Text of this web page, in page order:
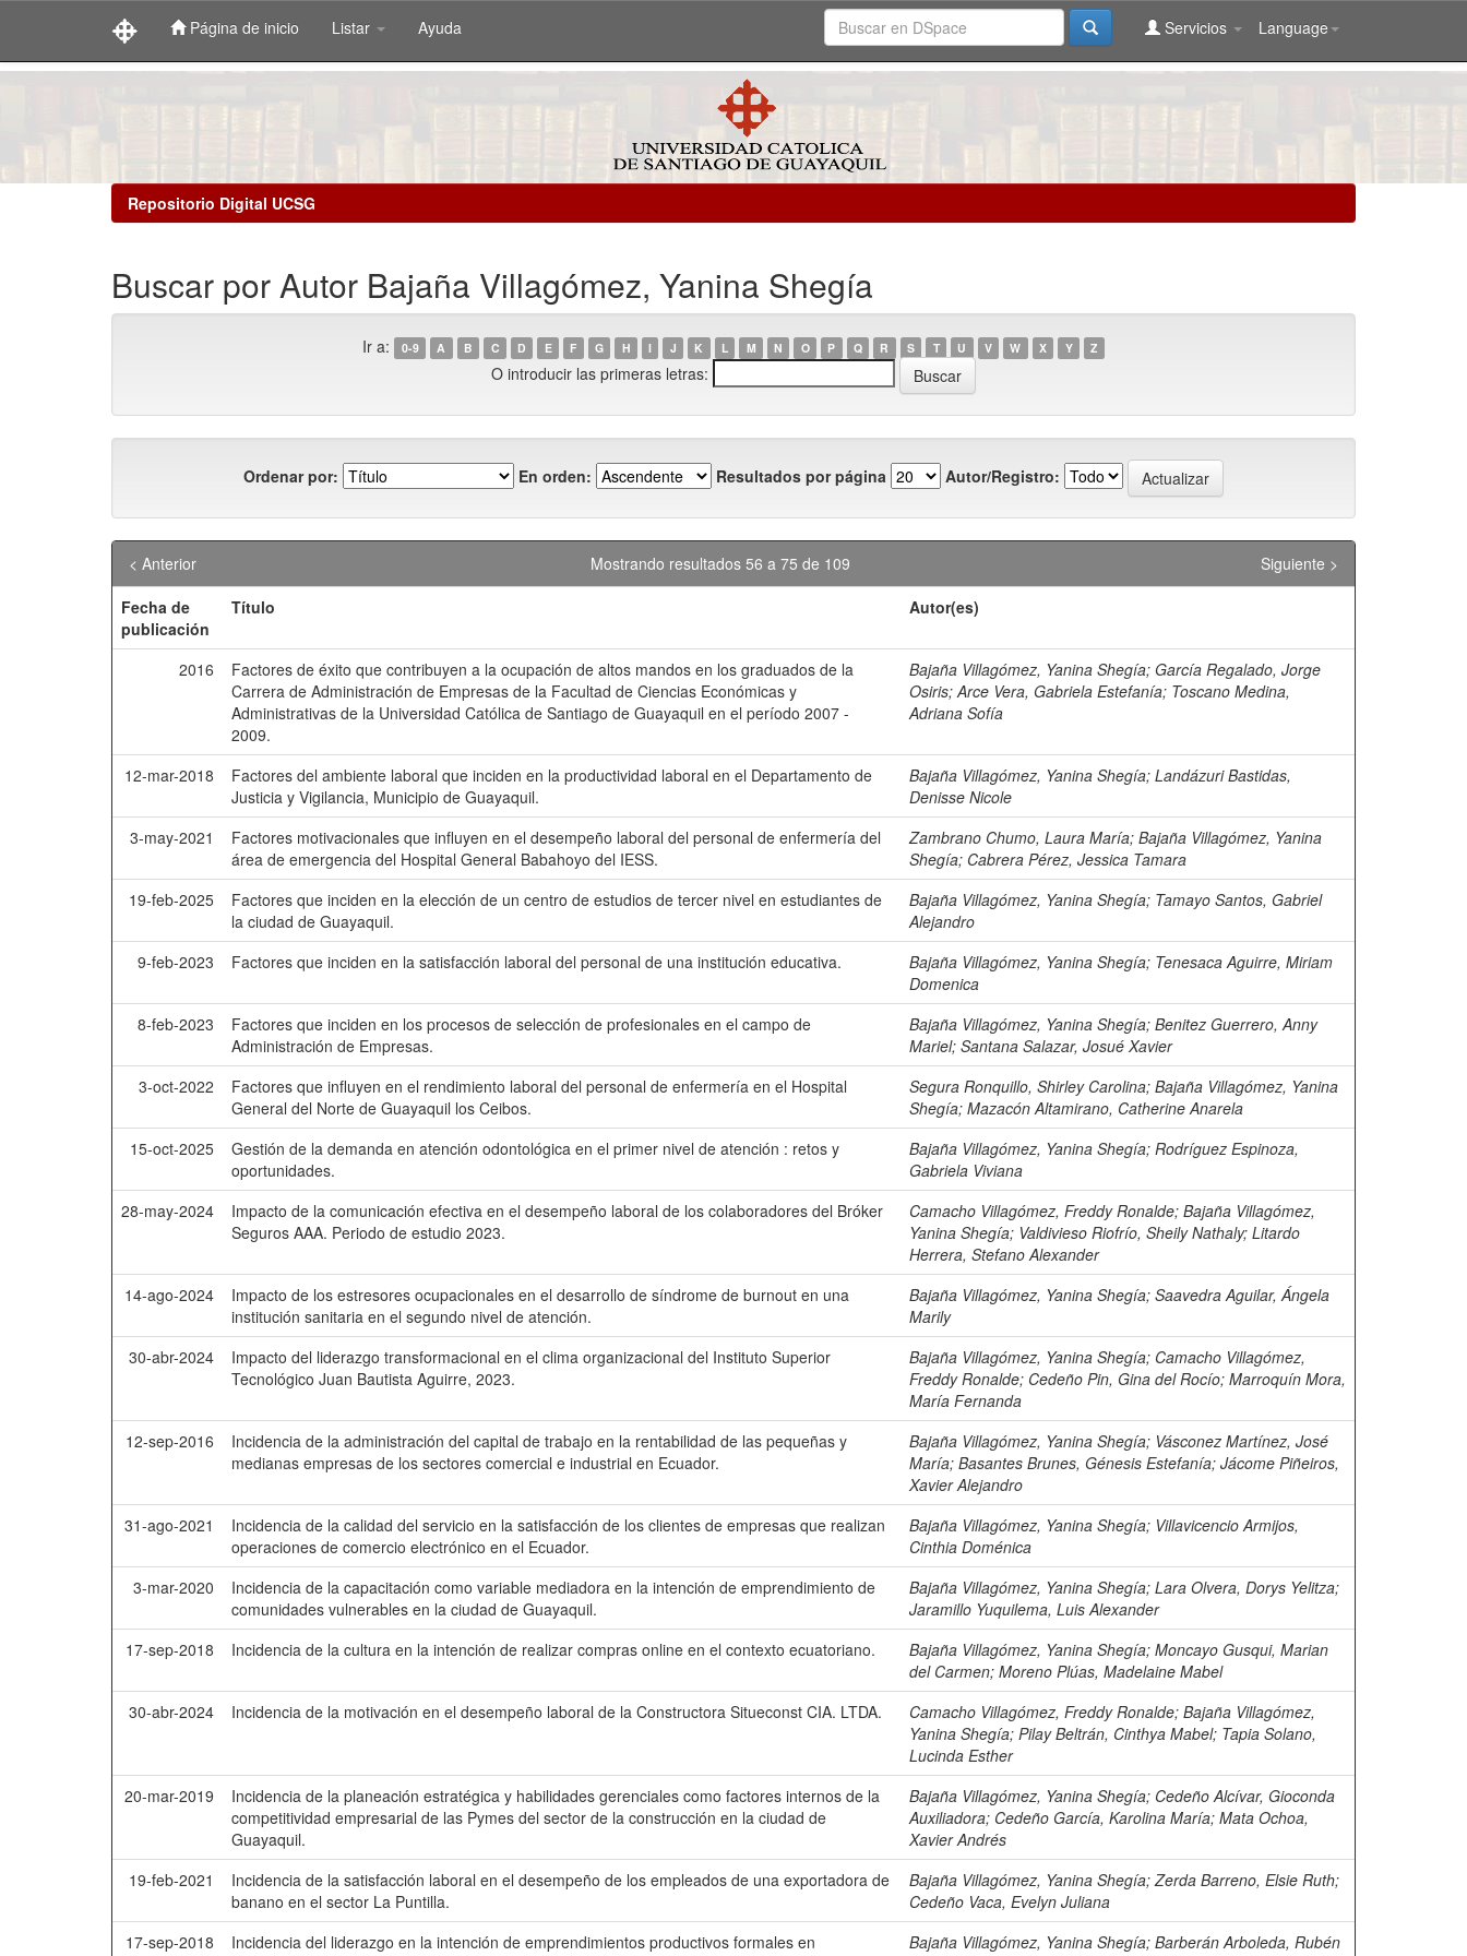
Página de inicio Listar Ayuda Language
Servicios
Repositorio Digital UCSG
Buscar por Autor Bajaña Villagómez, Yanina Shegía
Ir a: 0-9 A B C D E F G H I J K L M N O P Q R S T U V W X Y Z
O introducir las primeras letras:
Ordenar por: En orden: Resultados por página Autor/Registro:
Mostrando resultados 56 a 75 de 109
< Anterior
Siguiente >
Fecha de
publicación
Título Autor(es)
2016
Factores de éxito que contribuyen a la ocupación de altos mandos en los graduados de la
Carrera de Administración de Empresas de la Facultad de Ciencias Económicas y
Administrativas de la Universidad Católica de Santiago de Guayaquil en el período 2007 -
2009.
Bajaña Villagómez, Yanina Shegía; García Regalado, Jorge
Osiris;Arce Vera, Gabriela Estefanía; Toscano Medina,
Adriana Sofía
12-mar-2018
Factores del ambiente laboral que inciden en la productividad laboral en el Departamento de
Justicia y Vigilancia, Municipio de Guayaquil.
Bajaña Villagómez, Yanina Shegía; Landázuri Bastidas,
Denisse Nicole
3-may-2021
Factores motivacionales que influyen en el desempeño laboral del personal de enfermería del
área de emergencia del Hospital General Babahoyo del IESS.
Zambrano Chumo, Laura María; Bajaña Villagómez, Yanina
Shegía; Cabrera Pérez, Jessica Tamara
19-feb-2025
Factores que inciden en la elección de un centro de estudios de tercer nivel en estudiantes de
la ciudad de Guayaquil.
Bajaña Villagómez, Yanina Shegía; Tamayo Santos, Gabriel
Alejandro
9-feb-2023
Factores que inciden en la satisfacción laboral del personal de una institución educativa. Bajaña Villagómez, Yanina Shegía; Tenesaca Aguirre, Miriam
Domenica
8-feb-2023
Factores que inciden en los procesos de selección de profesionales en el campo de
Administración de Empresas.
Bajaña Villagómez, Yanina Shegía; Benitez Guerrero, Anny
Mariel; Santana Salazar, Josué Xavier
3-oct-2022
Factores que influyen en el rendimiento laboral del personal de enfermería en el Hospital
General del Norte de Guayaquil los Ceibos.
Segura Ronquillo, Shirley Carolina; Bajaña Villagómez, Yanina
Shegía; Mazacón Altamirano, Catherine Anarela
15-oct-2025
Gestión de la demanda en atención odontológica en el primer nivel de atención : retos y
oportunidades.
Bajaña Villagómez, Yanina Shegía; Rodríguez Espinoza,
Gabriela Viviana
28-may-2024
Impacto de la comunicación efectiva en el desempeño laboral de los colaboradores del Bróker
Seguros AAA. Periodo de estudio 2023.
Camacho Villagómez, Freddy Ronalde; Bajaña Villagómez,
Yanina Shegía; Valdivieso Riofrío, Sheily Nathaly; Litardo
Herrera, Stefano Alexander
14-ago-2024
Impacto de los estresores ocupacionales en el desarrollo de síndrome de burnout en una
institución sanitaria en el segundo nivel de atención.
Bajaña Villagómez, Yanina Shegía; Saavedra Aguilar, Ángela
Marily
30-abr-2024
Impacto del liderazgo transformacional en el clima organizacional del Instituto Superior
Tecnológico Juan Bautista Aguirre, 2023.
Bajaña Villagómez, Yanina Shegía; Camacho Villagómez,
Freddy Ronalde; Cedeño Pin, Gina del Rocío; Marroquín Mora,
María Fernanda
12-sep-2016
Incidencia de la administración del capital de trabajo en la rentabilidad de las pequeñas y
medianas empresas de los sectores comercial e industrial en Ecuador.
Bajaña Villagómez, Yanina Shegía; Vásconez Martínez, José
María; Basantes Brunes, Génesis Estefanía; Jácome Piñeiros,
Xavier Alejandro
31-ago-2021
Incidencia de la calidad del servicio en la satisfacción de los clientes de empresas que realizan
operaciones de comercio electrónico en el Ecuador.
Bajaña Villagómez, Yanina Shegía; Villavicencio Armijos,
Cinthia Doménica
3-mar-2020
Incidencia de la capacitación como variable mediadora en la intención de emprendimiento de
comunidades vulnerables en la ciudad de Guayaquil.
Bajaña Villagómez, Yanina Shegía; Lara Olvera, Dorys Yelitza;
Jaramillo Yuquilema, Luis Alexander
17-sep-2018
Incidencia de la cultura en la intención de realizar compras online en el contexto ecuatoriano. Bajaña Villagómez, Yanina Shegía; Moncayo Gusqui, Marian
del Carmen; Moreno Plúas, Madelaine Mabel
30-abr-2024
Incidencia de la motivación en el desempeño laboral de la Constructora Situeconst CIA. LTDA. Camacho Villagómez, Freddy Ronalde; Bajaña Villagómez,
Yanina Shegía; Pilay Beltrán, Cinthya Mabel; Tapia Solano,
Lucinda Esther
20-mar-2019
Incidencia de la planeación estratégica y habilidades gerenciales como factores internos de la
competitividad empresarial de las Pymes del sector de la construcción en la ciudad de
Guayaquil.
Bajaña Villagómez, Yanina Shegía; Cedeño Alcívar, Gioconda
Auxiliadora; Cedeño García, Karolina María; Mata Ochoa,
Xavier Andrés
19-feb-2021
Incidencia de la satisfacción laboral en el desempeño de los empleados de una exportadora de
banano en el sector La Puntilla.
Bajaña Villagómez, Yanina Shegía;Zerda Barreno, Elsie Ruth;
Cedeño Vaca, Evelyn Juliana
17-sep-2018
Incidencia del liderazgo en la intención de emprendimientos productivos formales en
Bajaña Villagómez, Yanina Shegía; Barberán Arboleda, Rubén